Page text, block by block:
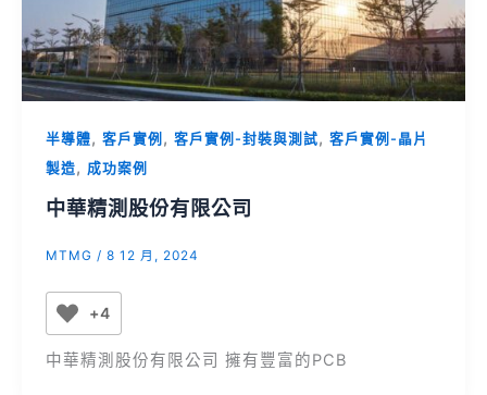
半導體, 客戶實例 , 客戶實例-封裝與測試, 客戶實例-晶片
製造, 成功案例
中華精測股份有限公司
MTMG / 8 12 月, 2024
+4
中華精測股份有限公司 擁有豐富的PCB